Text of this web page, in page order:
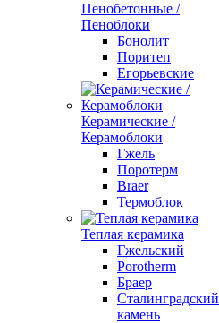
Пенобетонные /
Пеноблоки
Бонолит
Поритеп
Егорьевские
Керамические /
Керамоблоки
Гжель
Поротерм
Braer
Термоблок
Теплая керамика
Гжельский
Porotherm
Браер
Сталинградский
камень